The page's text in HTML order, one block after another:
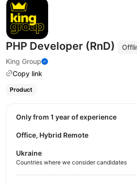
PHP Developer (RnD)
King Group
Copy link
Product
Only from 1 year of experience
Office, Hybrid Remote
Ukraine
Countries where we consider candidates